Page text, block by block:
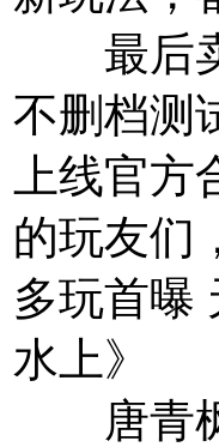
最后卖
不删档测
上线官
的玩友们
多玩首曝
水上》
唐青枫